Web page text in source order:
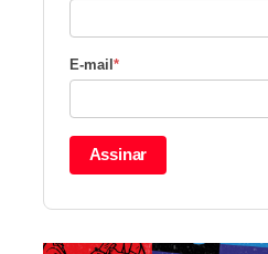
E-mail *
Assinar